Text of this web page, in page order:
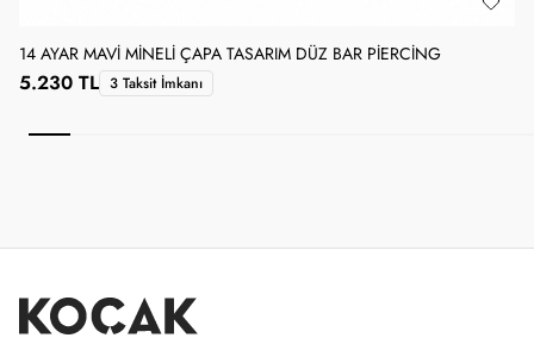
14 AYAR MAVI MINELI ÇAPA TASARIM DÜZ BAR PIERCING
5.230 TL 3 Taksit İmkanı